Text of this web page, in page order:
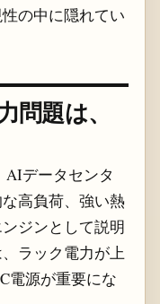
の中に隠れてい
問題は、
AIデータセンタ
高負荷、強い熱
ジンとして説明
ラック電力が上
電源が重要にな